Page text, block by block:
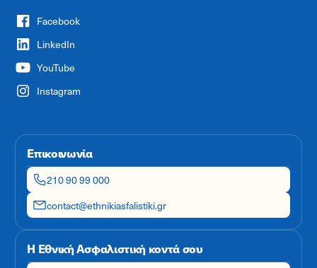
Facebook
LinkedIn
YouTube
Instagram
Επικοινωνία
210 90 99 000
contact@ethnikiasfalistiki.gr
Η Εθνική Ασφαλιστική κοντά σου